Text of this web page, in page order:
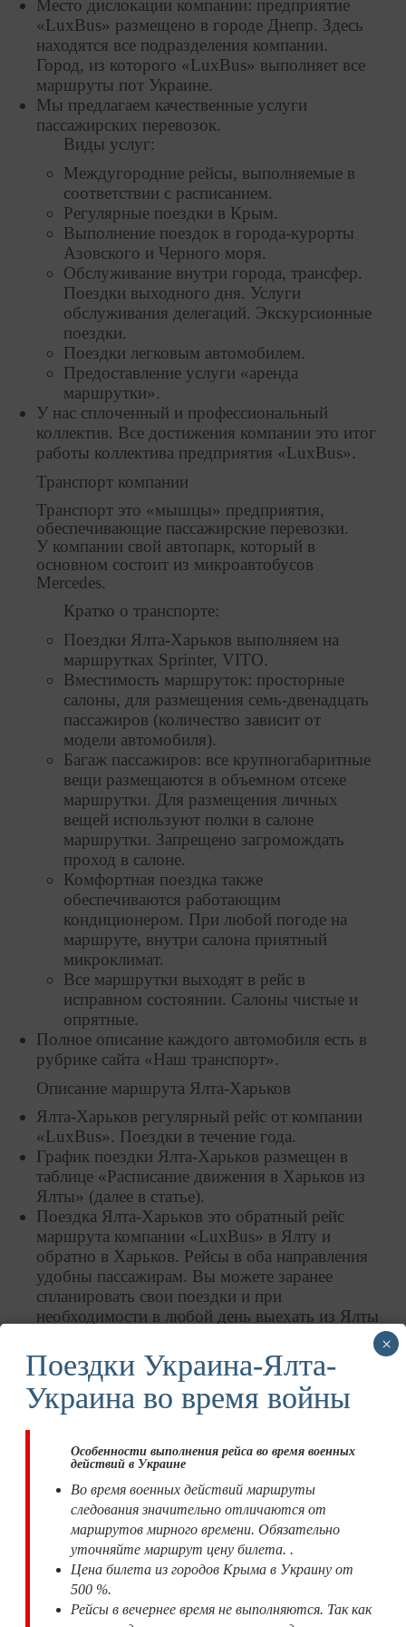
Место дислокации компании: предприятие
«LuxBus» размещено в городе Днепр. Здесь
находятся все подразделения компании.
Город, из которого «LuxBus» выполняет все
маршруты пот Украине.
Мы предлагаем качественные услуги
пассажирских перевозок.
Виды услуг:
Междугородние рейсы, выполняемые в
соответствии с расписанием.
Регулярные поездки в Крым.
Выполнение поездок в города-курорты
Азовского и Черного моря.
Обслуживание внутри города, трансфер.
Поездки выходного дня. Услуги
обслуживания делегаций. Экскурсионные
поездки.
Поездки легковым автомобилем.
Предоставление услуги «аренда
маршрутки».
У нас сплоченный и профессиональный
коллектив. Все достижения компании это итог
работы коллектива предприятия «LuxBus».
Транспорт компании
Транспорт это «мышцы» предприятия,
обеспечивающие пассажирские перевозки.
У компании свой автопарк, который в
основном состоит из микроавтобусов
Mercedes.
Кратко о транспорте:
Поездки Ялта-Харьков выполняем на
маршрутках Sprinter, VITO.
Вместимость маршруток: просторные
салоны, для размещения семь-двенадцать
пассажиров (количество зависит от
модели автомобиля).
Багаж пассажиров: все крупногабаритные
вещи размещаются в объемном отсеке
маршрутки. Для размещения личных
вещей используют полки в салоне
маршрутки. Запрещено загромождать
проход в салоне.
Комфортная поездка также
обеспечиваются работающим
кондиционером. При любой погоде на
маршруте, внутри салона приятный
микроклимат.
Все маршрутки выходят в рейс в
исправном состоянии. Салоны чистые и
опрятные.
Полное описание каждого автомобиля есть в
рубрике сайта «Наш транспорт».
Описание маршрута Ялта-Харьков
Ялта-Харьков регулярный рейс от компании
«LuxBus». Поездки в течение года.
График поездки Ялта-Харьков размещен в
таблице «Расписание движения в Харьков из
Ялты» (далее в статье).
Поездка Ялта-Харьков это обратный рейс
маршрута компании «LuxBus» в Ялту и
обратно в Харьков. Рейсы в оба направления
удобны пассажирам. Вы можете заранее
спланировать свои поездки и при
необходимости в любой день выехать из Ялты
743 км путь из Ялты в Харьков.
Поездка длится двенадцать часов.
Рейс Ялта — Харьков это путь по
оптимальному расстоянию и времени
Запорожской, Днепропетровской и
Харьковской областей.
Города и населенные пункты по пути
движения маршрутки: Алушта, Симферополь,
Мирное, Красногвардейское, Джанкой,
Чонгар, Новоалексеевка, Мелитополь,
Васильевка, Запорожье, Днепр,
Новомосковск, Перещепино, Красноград,
Люботин и прибытие в Харьков.
Поездки Украина-Ялта-
Украина во время войны
Особенности выполнения рейса во время военных
действий в Украине
Во время военных действий маршруты
следования значительно отличаются от
маршрутов мирного времени. Обязательно
уточняйте маршрут цену билета. .
Цена билета из городов Крыма в Украину от
500 %.
Рейсы в вечернее время не выполняются. Так как
×